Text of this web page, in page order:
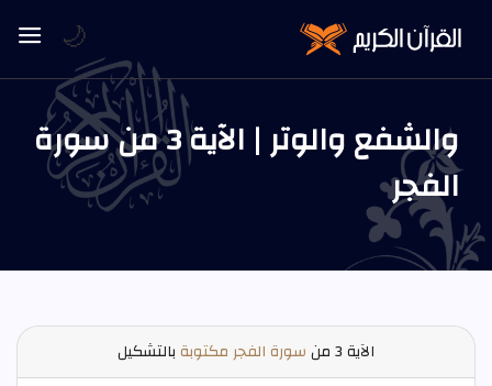
والشفع والوتر | الآية 3 من سورة
الفجر
الآية سورة الفجر مكتوبةبالتشكيل
🌙